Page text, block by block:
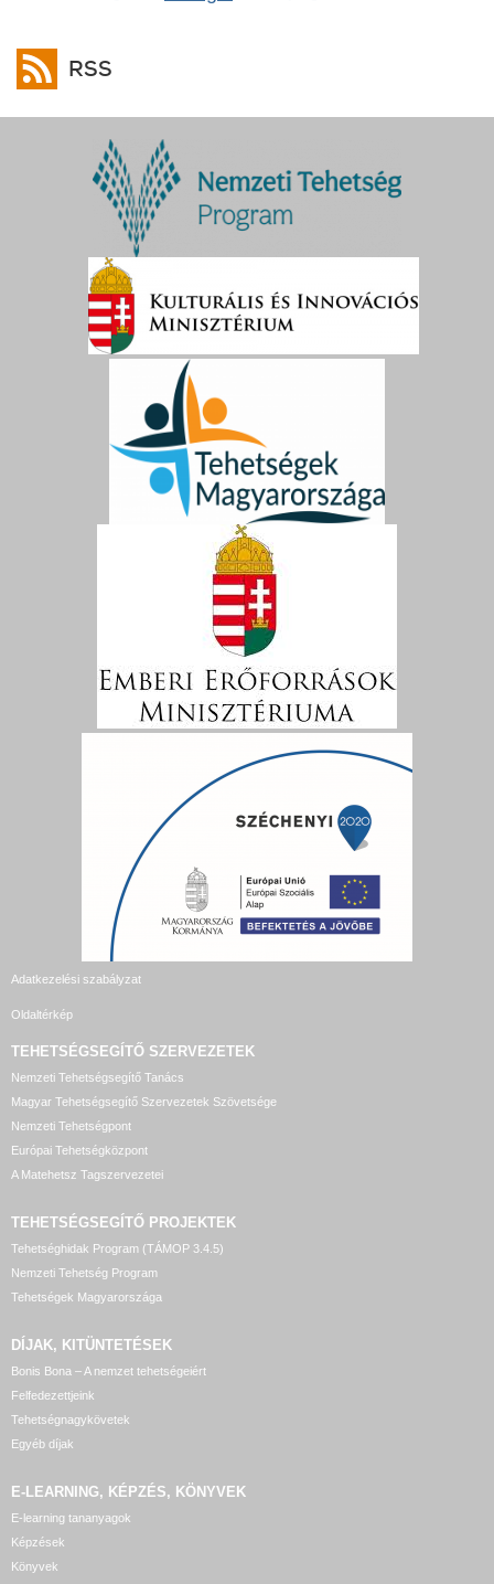
RSS
Adatkezelési szabályzat
Oldaltérkép
TEHETSÉGSEGÍTŐ SZERVEZETEK
Nemzeti Tehetségsegítő Tanács
Magyar Tehetségsegítő Szervezetek Szövetsége
Nemzeti Tehetségpont
Európai Tehetségközpont
A Matehetsz Tagszervezetei
TEHETSÉGSEGÍTŐ PROJEKTEK
Tehetséghidak Program (TÁMOP 3.4.5)
Nemzeti Tehetség Program
Tehetségek Magyarországa
DÍJAK, KITÜNTETÉSEK
Bonis Bona – A nemzet tehetségeiért
Felfedezettjeink
Tehetségnagykövetek
Egyéb díjak
E-LEARNING, KÉPZÉS, KÖNYVEK
E-learning tananyagok
Képzések
Könyvek